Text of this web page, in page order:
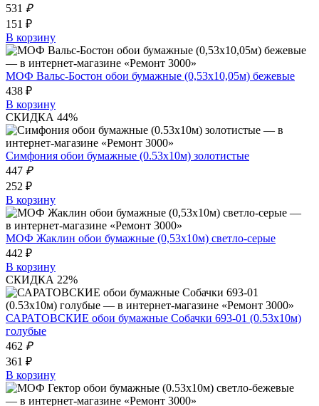
531 ₽
151 ₽
В корзину
МОФ Вальс-Бостон обои бумажные (0,53х10,05м) бежевые
438 ₽
В корзину
СКИДКА 44%
Симфония обои бумажные (0.53х10м) золотистые
447 ₽
252 ₽
В корзину
МОФ Жаклин обои бумажные (0,53х10м) светло-серые
442 ₽
В корзину
СКИДКА 22%
САРАТОВСКИЕ обои бумажные Собачки 693-01 (0.53х10м)
голубые
462 ₽
361 ₽
В корзину